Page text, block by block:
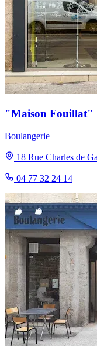
"Maison Fouillat"
Boulangerie
18 Rue Charles de
04 77 32 24 14